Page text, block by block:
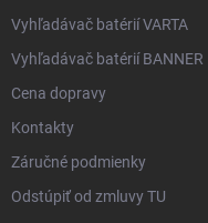
Vyhľadávač batérií VARTA
Vyhľadávač batérií BANNER
Cena dopravy
Kontakty
Záručné podmienky
Odstúpiť od zmluvy TU